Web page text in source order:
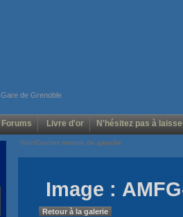
Gare de Grenoble
Forums Livre d'or N'hésitez pas à
Voir/Cacher menus de gauche
Image :
Retour à la galerie